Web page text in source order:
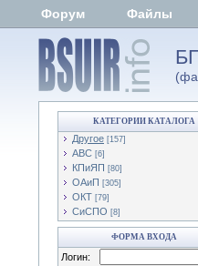
Форум Файлы
КАТЕГОРИИ КАТАЛОГА
Другое [157]
АВС [6]
КПиЯП [80]
ОАиП [305]
ОКТ [79]
СиСПО [8]
ФОРМА ВХОДА
Логин: